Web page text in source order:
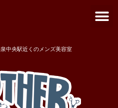
ニ
中央駅近くのメンズ美容室